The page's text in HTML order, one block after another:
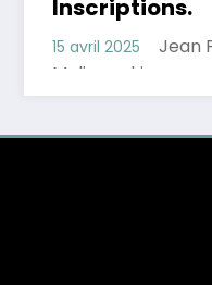
Inscriptions.
15 avril 2025
Jean
Malinowski